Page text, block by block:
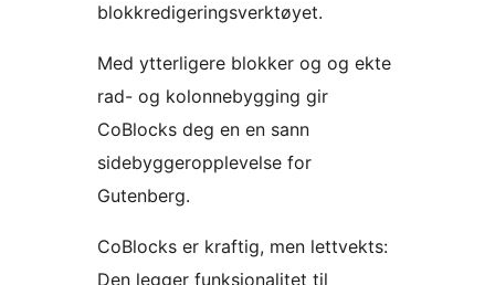
blokkredigeringsverktøyet.
Med ytterligere blokker og og ekte
rad- og kolonnebygging gir
CoBlocks deg en en sann
sidebyggeropplevelse for
Gutenberg.
CoBlocks er kraftig, men lettvekts:
Den legger funksjonalitet til